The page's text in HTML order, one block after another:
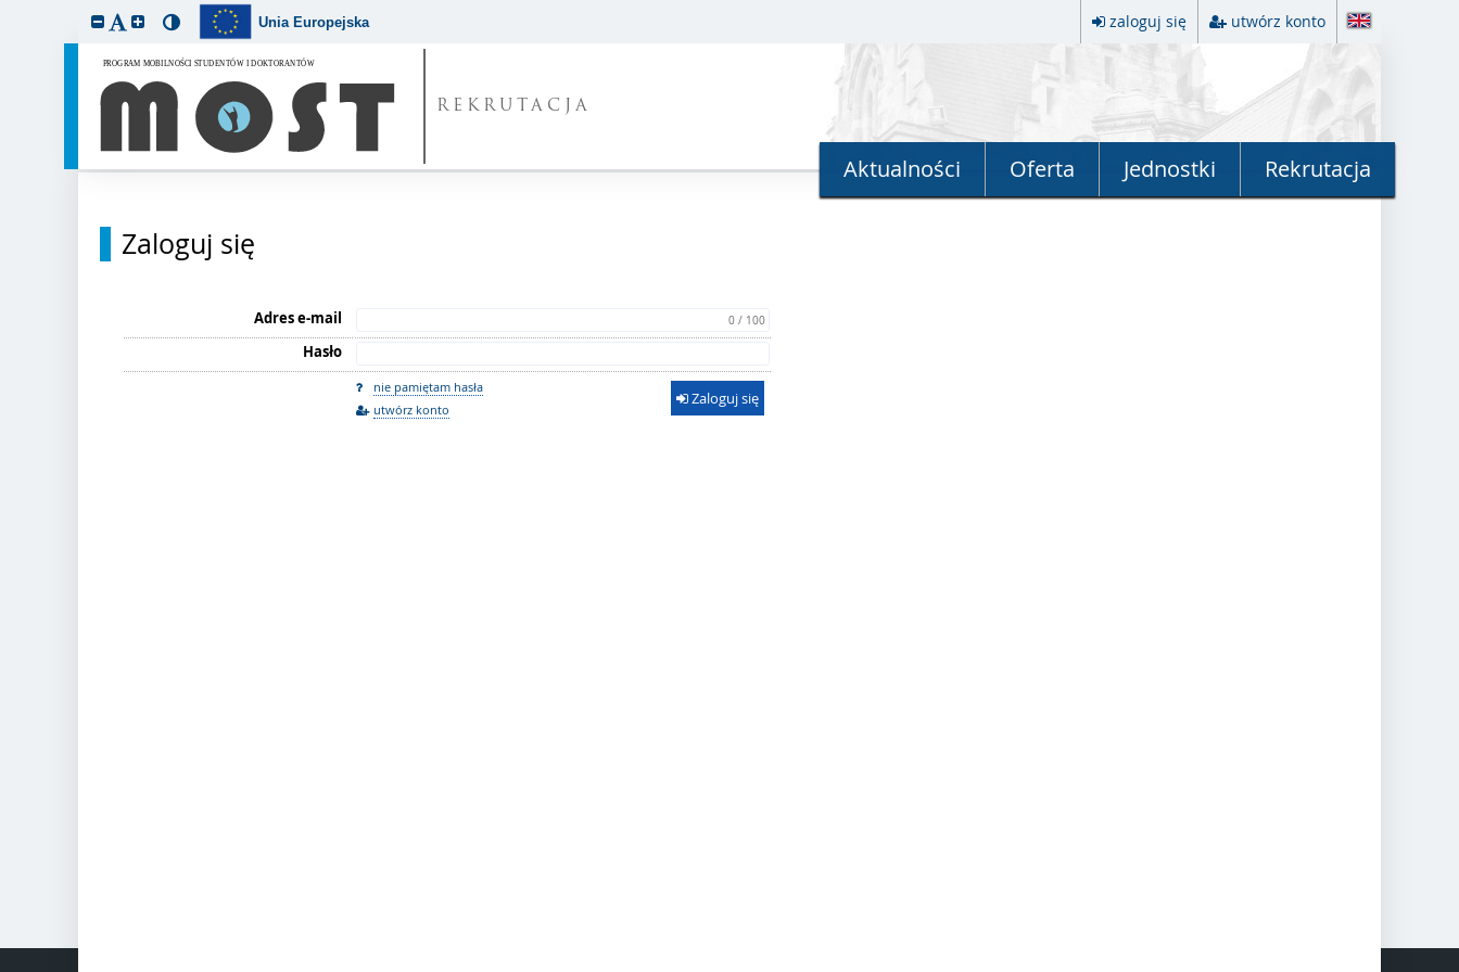
Unia Europejska zaloguj się utwórz konto
REKRUTACJA
Aktualności Oferta Jednostki Rekrutacja
Zaloguj się
Adres e-mail 0 / 100
Hasło
nie pamiętam hasła
utwórz konto
Zaloguj się